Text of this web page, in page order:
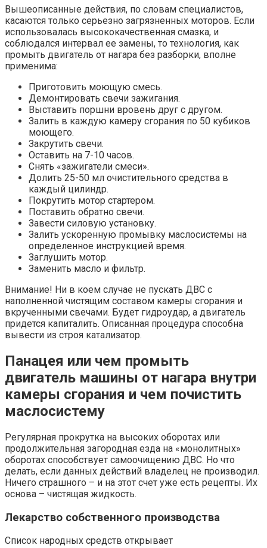
Вышеописанные действия, по словам специалистов,
касаются только серьезно загрязненных моторов. Если
использовалась высококачественная смазка, и
соблюдался интервал ее замены, то технология, как
промыть двигатель от нагара без разборки, вполне
применима:
Приготовить моющую смесь.
Демонтировать свечи зажигания.
Выставить поршни вровень друг с другом.
Залить в каждую камеру сгорания по 50 кубиков
моющего.
Закрутить свечи.
Оставить на 7-10 часов.
Снять «зажигатели смеси».
Долить 25-50 мл очистительного средства в
каждый цилиндр.
Покрутить мотор стартером.
Поставить обратно свечи.
Завести силовую установку.
Залить ускоренную промывку маслосистемы на
определенное инструкцией время.
Заглушить мотор.
Заменить масло и фильтр.
Внимание! Ни в коем случае не пускать ДВС с
наполненной чистящим составом камеры сгорания и
вкрученными свечами. Будет гидроудар, а двигатель
придется капиталить. Описанная процедура способна
вывести из строя катализатор.
Панацея или чем промыть
двигатель машины от нагара внутри
камеры сгорания и чем почистить
маслосистему
Регулярная прокрутка на высоких оборотах или
продолжительная загородная езда на «монолитных»
оборотах способствует самоочищению ДВС. Но что
делать, если данных действий владелец не производил.
Ничего страшного – и на этот счет уже есть рецепты. Их
основа – чистящая жидкость.
Лекарство собственного производства
Список народных средств открывает